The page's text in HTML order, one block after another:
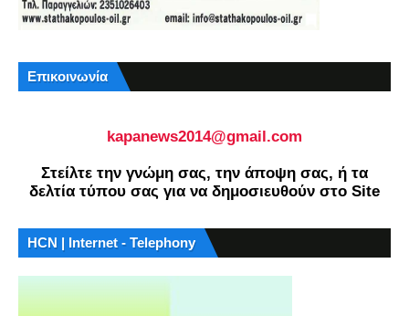
Επικοινωνία
kapanews2014@gmail.com
Στείλτε την γνώμη σας, την άποψη σας, ή τα
δελτία τύπου σας για να δημοσιευθούν στο Site
HCN | Internet - Telephony